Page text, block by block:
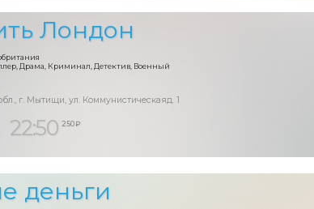
Лондон
Драма, Криминал, Детектив, Военный
г. Мытищи, ул. Коммунистическаяд. 1
22:50 250 ₽
деньги